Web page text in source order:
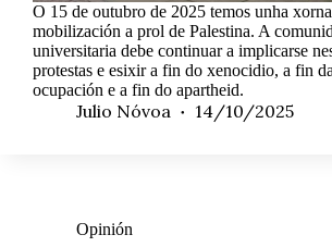
O 15 de outubro de 2025 temos unha
mobilización a prol de Palestina. A
universitaria debe continuar a implicarse
protestas e esixir a fin do xenocidio, a fin da
ocupación e a fin do apartheid.
Julio Nóvoa 14/10/2025
Opinión